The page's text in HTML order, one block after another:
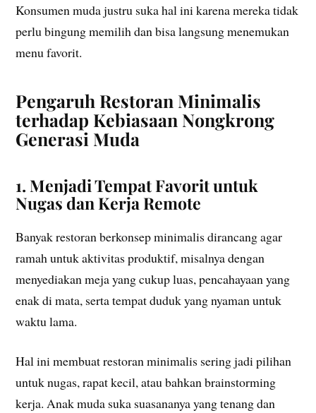
Konsumen muda justru suka hal ini karena mereka tidak
perlu bingung memilih dan bisa langsung menemukan
menu favorit.
Pengaruh Restoran Minimalis
terhadap Kebiasaan Nongkrong
Generasi Muda
1. Menjadi Tempat Favorit untuk
Nugas dan Kerja Remote
Banyak restoran berkonsep minimalis dirancang agar
ramah untuk aktivitas produktif, misalnya dengan
menyediakan meja yang cukup luas, pencahayaan yang
enak di mata, serta tempat duduk yang nyaman untuk
waktu lama.
Hal ini membuat restoran minimalis sering jadi pilihan
untuk nugas, rapat kecil, atau bahkan brainstorming
kerja. Anak muda suka suasananya yang tenang dan